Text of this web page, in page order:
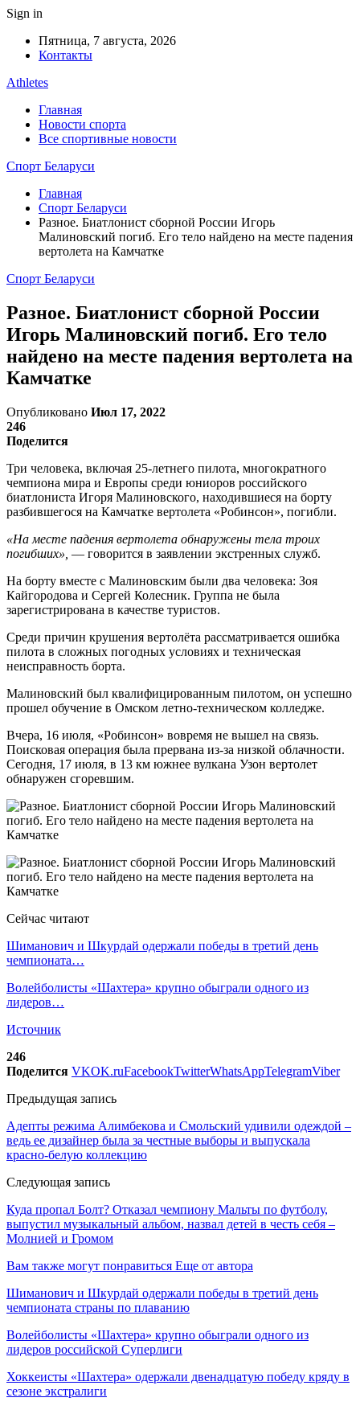
Sign in
Пятница, 7 августа, 2026
Контакты
Athletes
Главная
Новости спорта
Все спортивные новости
Спорт Беларуси
Главная
Спорт Беларуси
Разное. Биатлонист сборной России Игорь
Малиновский погиб. Его тело найдено на месте падения
вертолета на Камчатке
Спорт Беларуси
Разное. Биатлонист сборной России
Игорь Малиновский погиб. Его тело
найдено на месте падения вертолета на
Камчатке
Опубликовано Июл 17, 2022
246
Поделится
Три человека, включая 25-летнего пилота, многократного
чемпиона мира и Европы среди юниоров российского
биатлониста Игоря Малиновского, находившиеся на борту
разбившегося на Камчатке вертолета «Робинсон», погибли.
«На месте падения вертолета обнаружены тела троих
погибших», — говорится в заявлении экстренных служб.
На борту вместе с Малиновским были два человека: Зоя
Кайгородова и Сергей Колесник. Группа не была
зарегистрирована в качестве туристов.
Среди причин крушения вертолёта рассматривается ошибка
пилота в сложных погодных условиях и техническая
неисправность борта.
Малиновский был квалифицированным пилотом, он успешно
прошел обучение в Омском летно-техническом колледже.
Вчера, 16 июля, «Робинсон» вовремя не вышел на связь.
Поисковая операция была прервана из-за низкой облачности.
Сегодня, 17 июля, в 13 км южнее вулкана Узон вертолет
обнаружен сгоревшим.
Сейчас читают
Шиманович и Шкурдай одержали победы в третий день
чемпионата…
Волейболисты «Шахтера» крупно обыграли одного из
лидеров…
Источник
246
Поделится VKOK.ruFacebookTwitterWhatsAppTelegramViber
Предыдущая запись
Адепты режима Алимбекова и Смольский удивили одеждой –
ведь ее дизайнер была за честные выборы и выпускала
красно-белую коллекцию
Следующая запись
Куда пропал Болт? Отказал чемпиону Мальты по футболу,
выпустил музыкальный альбом, назвал детей в честь себя –
Молнией и Громом
Вам также могут понравиться Еще от автора
Шиманович и Шкурдай одержали победы в третий день
чемпионата страны по плаванию
Волейболисты «Шахтера» крупно обыграли одного из
лидеров российской Суперлиги
Хоккеисты «Шахтера» одержали двенадцатую победу кряду в
сезоне экстралиги